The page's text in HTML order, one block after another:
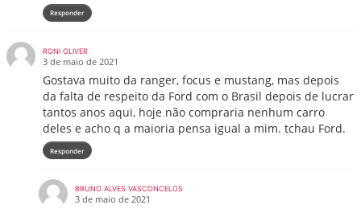
Responder
RONI OLIVER
3 de maio de 2021
Gostava muito da ranger, focus e mustang, mas depois
da falta de respeito da Ford com o Brasil depois de lucrar
tantos anos aqui, hoje não compraria nenhum carro
deles e acho q a maioria pensa igual a mim. tchau Ford.
Responder
BRUNO ALVES VASCONCELOS
3 de maio de 2021